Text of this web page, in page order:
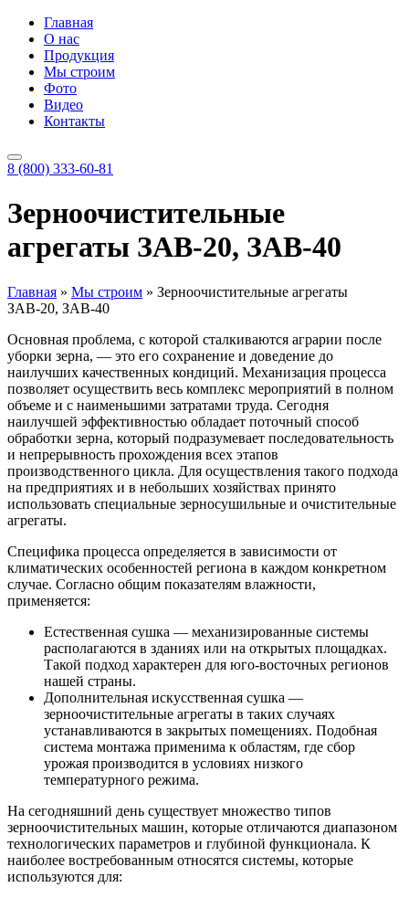
Главная
О нас
Продукция
Мы строим
Фото
Видео
Контакты
8 (800) 333-60-81
Зерноочистительные
агрегаты ЗАВ-20, ЗАВ-40
Главная » Мы строим » Зерноочистительные агрегаты
ЗАВ-20, ЗАВ-40
Основная проблема, с которой сталкиваются аграрии после
уборки зерна, — это его сохранение и доведение до
наилучших качественных кондиций. Механизация процесса
позволяет осуществить весь комплекс мероприятий в полном
объеме и с наименьшими затратами труда. Сегодня
наилучшей эффективностью обладает поточный способ
обработки зерна, который подразумевает последовательность
и непрерывность прохождения всех этапов
производственного цикла. Для осуществления такого подхода
на предприятиях и в небольших хозяйствах принято
использовать специальные зерносушильные и очистительные
агрегаты.
Специфика процесса определяется в зависимости от
климатических особенностей региона в каждом конкретном
случае. Согласно общим показателям влажности,
применяется:
Естественная сушка — механизированные системы
располагаются в зданиях или на открытых площадках.
Такой подход характерен для юго-восточных регионов
нашей страны.
Дополнительная искусственная сушка —
зерноочистительные агрегаты в таких случаях
устанавливаются в закрытых помещениях. Подобная
система монтажа применима к областям, где сбор
урожая производится в условиях низкого
температурного режима.
На сегодняшний день существует множество типов
зерноочистительных машин, которые отличаются диапазоном
технологических параметров и глубиной функционала. К
наиболее востребованным относятся системы, которые
используются для: